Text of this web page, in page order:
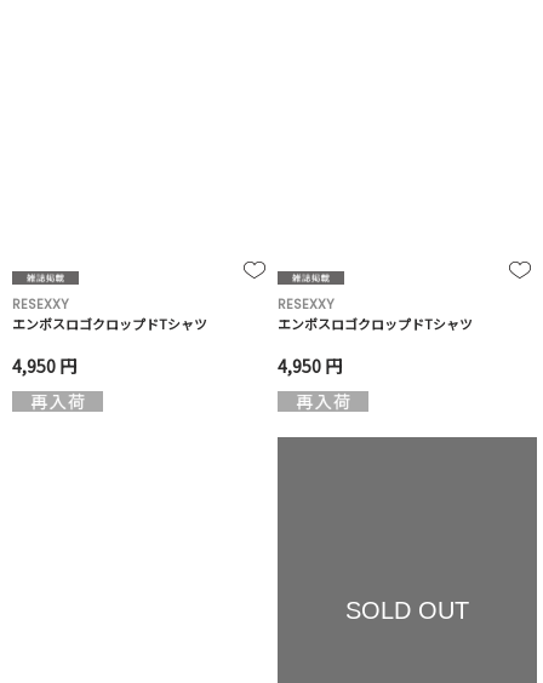
RESEXXY
エンボスロゴクロップドTシャツ
4,950 円
RESEXXY
エンボスロゴクロップドTシャツ
4,950 円
SOLD OUT